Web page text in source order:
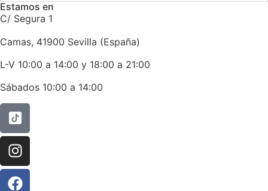
Estamos en
C/ Segura 1
Camas, 41900 Sevilla (España)
L-V 10:00 a 14:00 y 18:00 a 21:00
Sábados 10:00 a 14:00